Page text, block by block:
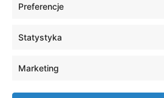
Preferencje
Statystyka
Marketing